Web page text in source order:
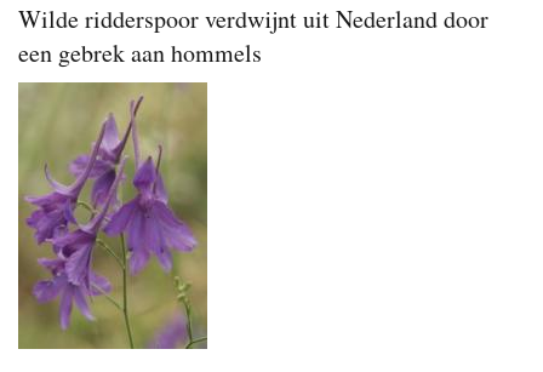
Wilde ridderspoor verdwijnt uit Nederland door
een gebrek aan hommels